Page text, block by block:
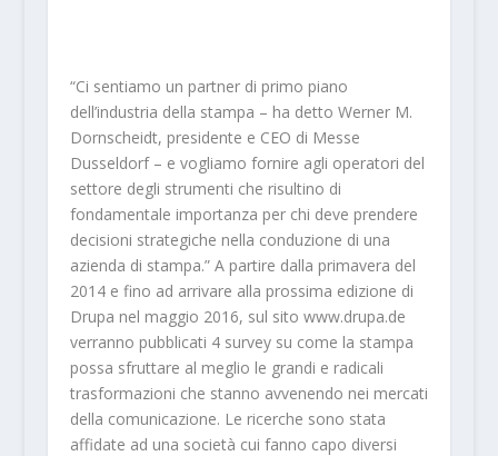
“Ci sentiamo un partner di primo piano
dell’industria della stampa – ha detto Werner M.
Dornscheidt, presidente e CEO di Messe
Dusseldorf – e vogliamo fornire agli operatori del
settore degli strumenti che risultino di
fondamentale importanza per chi deve prendere
decisioni strategiche nella conduzione di una
azienda di stampa.” A partire dalla primavera del
2014 e fino ad arrivare alla prossima edizione di
Drupa nel maggio 2016, sul sito www.drupa.de
verranno pubblicati 4 survey su come la stampa
possa sfruttare al meglio le grandi e radicali
trasformazioni che stanno avvenendo nei mercati
della comunicazione. Le ricerche sono stata
affidate ad una società cui fanno capo diversi